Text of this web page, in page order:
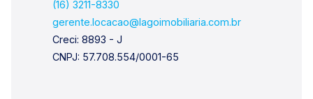
gostos de nossos clientes. Se você deseja
comprar, alugar ou negociar seu próprio imóvel,
nós somos a imobiliária certa, porque para a
Lago o que vale é o relacionamento, portanto,
(16) 3211-8330
gerente.locacao@lagoimobiliaria.com.br
Creci: 8893 - J
CNPJ: 57.708.554/0001-65